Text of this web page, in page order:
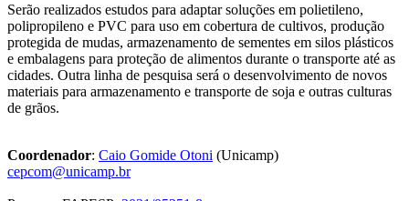
Serão realizados estudos para adaptar soluções em polietileno,
polipropileno e PVC para uso em cobertura de cultivos, produção
protegida de mudas, armazenamento de sementes em silos plásticos
e embalagens para proteção de alimentos durante o transporte até as
cidades. Outra linha de pesquisa será o desenvolvimento de novos
materiais para armazenamento e transporte de soja e outras culturas
de grãos.
Coordenador: Caio Gomide Otoni (Unicamp)
cepcom@unicamp.br